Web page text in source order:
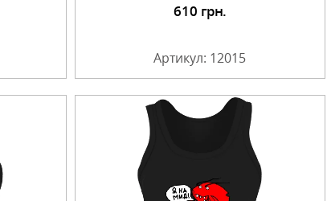
610 грн.
Артикул: 12015
Подробнее